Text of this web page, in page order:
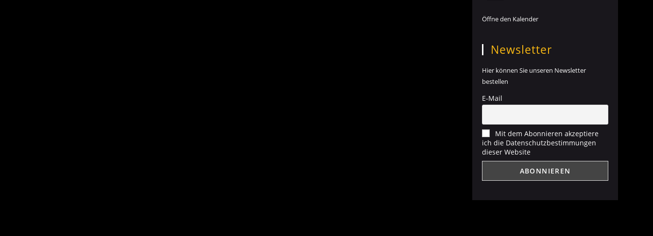
Öffne den Kalender
Newsletter
Hier können Sie unseren Newsletter
bestellen
E-Mail
Mit dem Abonnieren akzeptiere
ich die Datenschutzbestimmungen
dieser Website